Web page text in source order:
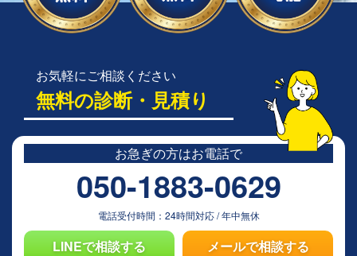
お気軽にご相談ください
無料の診断・見積り
お急ぎの方はお電話で
050-1883-0629
電話受付時間： 24時間対応/年中無休
LINEで相談する メールで相談する